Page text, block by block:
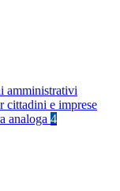
amministrativi
cittadini e imprese
analoga 4